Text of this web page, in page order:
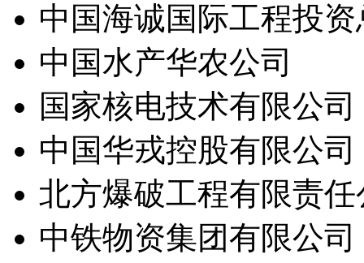
中国海诚国际工程投资
中国水产华农公司
国家核电技术有限公司
中国华戎控股有限公司
北方爆破工程有限责任
中铁物资集团有限公司